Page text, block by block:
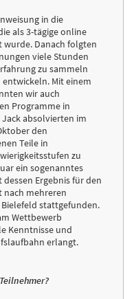
in die
als 3-tägige online
Danach folgten
viele Stunden
zu sammeln
Mit einem
wir auch
Programme in
absolvierten im
den
Teile in
zu
ein sogenanntes
Ergebnis für den
nach mehreren
stattgefunden.
Wettbewerb
Kenntnisse und
erlangt.